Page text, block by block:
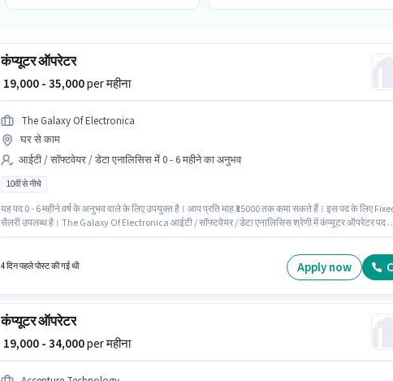
कंप्यूटर ऑपरेटर
₹ 19,000 - 35,000per महीना
The Galaxy Of Electronica
घर से काम
आईटी / सॉफ्टवेयर / डेटा एनालिसिस में 0 - 6 महीने का अनुभव
10वीं से नीचे
यह पद 0 - 6 महीने वर्ष के अनुभव वाले के लिए उपयुक्त है। आप प्रति माह ₹35000 तक कमा सकते हैं। इस पद के लिए
सैलरी उपलब्ध है। The Galaxy Of Electronica आईटी / सॉफ्टवेयर / डेटा एनालिसिस श्रेणी में कंप्यूटर ऑपरेटर पद के
4 दिन पहले पोस्ट की गई थी Apply now
कंप्यूटर ऑपरेटर
₹ 19,000 - 34,000per महीना